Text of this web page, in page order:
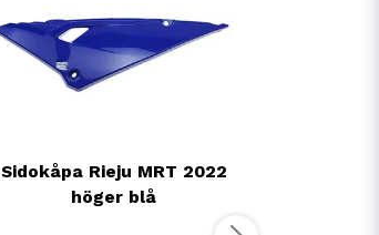
Sidokåpa Rieju MRT 2022
höger blå